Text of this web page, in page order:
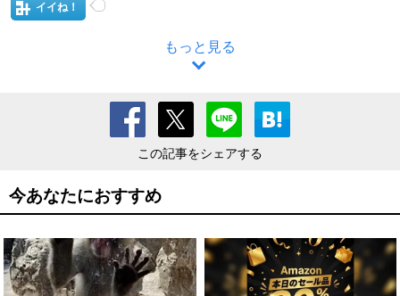
イイね！
もっと見る
この記事をシェアする
今あなたにおすすめ